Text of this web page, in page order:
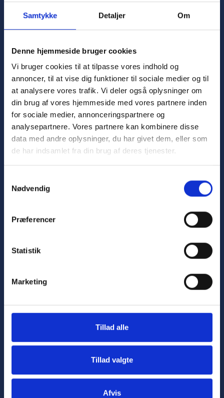
Samtykke Detaljer Om
Denne hjemmeside bruger cookies
Vi bruger cookies til at tilpasse vores indhold og
annoncer, til at vise dig funktioner til sociale medier og til
at analysere vores trafik. Vi deler også oplysninger om
din brug af vores hjemmeside med vores partnere inden
for sociale medier, annonceringspartnere og
analysepartnere. Vores partnere kan kombinere disse
data med andre oplysninger, du har givet dem, eller som
de har indsamlet fra din brug af deres tjenester.
Nødvendig
Præferencer
Statistik
Marketing
Tillad alle
Tillad valgte
Afvis
Alarmering til søs
​​Hvis en situation ombord udvikler sig alvorligt, så der er
behov for assistance eller redning, er det afgørende at
kunne foretage en alarmering.
Grundstødning
eksempel ved mødet med et stenrev, som kan ende med
forlis. Handles der rigtigt, er grundstødning dog i de fleste